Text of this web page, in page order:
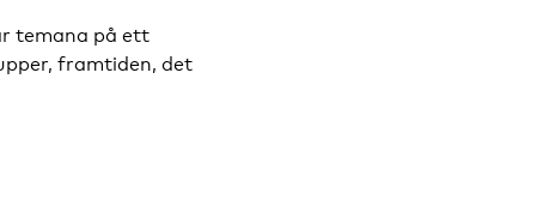
temana på ett
framtiden, det